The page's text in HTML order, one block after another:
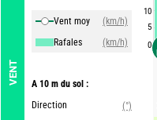
VENT
Vent moy
(km/h)
Rafales
(km/h)
A 10 m du sol :
Direction
(°)
10
5
0